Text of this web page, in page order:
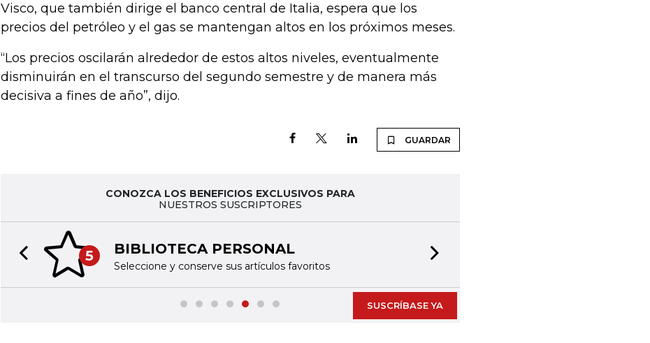
Visco, que también dirige el banco central de Italia, espera que los
precios del petróleo y el gas se mantengan altos en los próximos meses.
“Los precios oscilarán alrededor de estos altos niveles, eventualmente
disminuirán en el transcurso del segundo semestre y de manera más
decisiva a fines de año”, dijo.
GUARDAR
CONOZCA LOS BENEFICIOS EXCLUSIVOS PARA
NUESTROS SUSCRIPTORES
5 BIBLIOTECA PERSONAL
Seleccione y conserve sus artículos favoritos
Previous slide
SUSCRÍBASE YA